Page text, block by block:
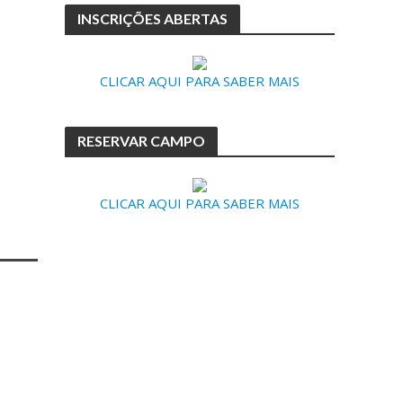
INSCRIÇÕES ABERTAS
CLICAR AQUI PARA SABER MAIS
RESERVAR CAMPO
CLICAR AQUI PARA SABER MAIS